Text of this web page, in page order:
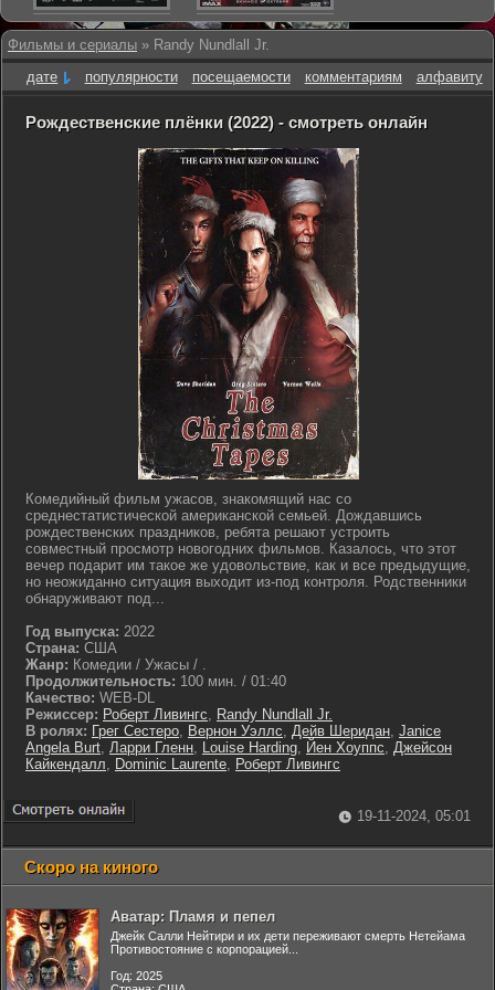
Фильмы и сериалы » Randy Nundlall Jr.
дате
популярности посещаемости комментариям алфавиту
Рождественские плёнки (2022) - смотреть онлайн
Комедийный фильм ужасов, знакомящий нас со
среднестатистической американской семьей. Дождавшись
рождественских праздников, ребята решают устроить
совместный просмотр новогодних фильмов. Казалось, что этот
вечер подарит им такое же удовольствие, как и все предыдущие,
но неожиданно ситуация выходит из-под контроля. Родственники
обнаруживают под...
Год выпуска: 2022
Страна: США
Жанр: Комедии / Ужасы / .
Продолжительность: 100 мин. / 01:40
Качество: WEB-DL
Режиссер: Роберт Ливингс, Randy Nundlall Jr.
В ролях: Грег Сестеро, Вернон Уэллс, Дейв Шеридан, Janice
Angela Burt, Ларри Гленн, Louise Harding, Йен Хоуппс, Джейсон
Кайкендалл, Dominic Laurente, Роберт Ливингс
19-11-2024, 05:01
Скоро на киного
Аватар: Пламя и пепел
Джейк Салли Нейтири и их дети переживают смерть Нетейама
Противостояние с корпорацией...
Год: 2025